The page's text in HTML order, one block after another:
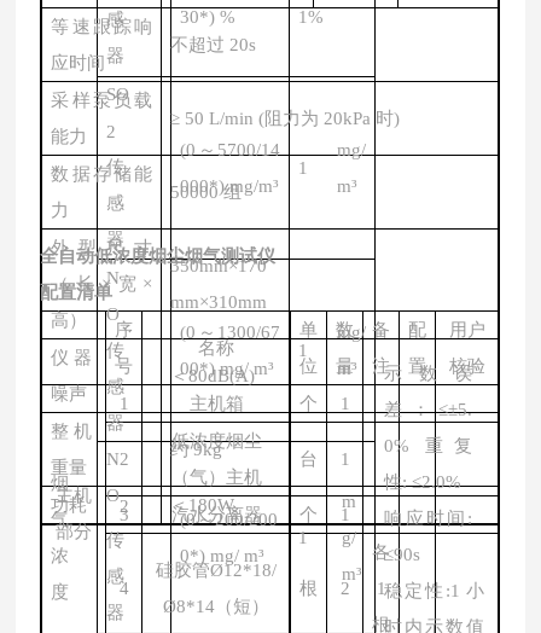
等速跟踪响
应时间
不超过 20s
采样泵负载
能力
≥ 50 L/min (阻力为 20kPa 时)
数据存储能
力
50000组
外型尺寸
（长×宽×
高）
350mm×170
mm×310mm
仪器
噪声
＜80dB(A)
整机
重量
约9kg
功耗 ＜180W
示数误
差：≤±5.
0%重复
性:≤2.0%
响应时间 :
≤90s
稳定性 :1小
时内示数值
烟
气
浓
度
感
器
30*) %
1%
SO
2
传
感
器
(0 ～ 5700/14
000*) mg/m³
1
mg/
m³
N
O
传
感
器
(0 ～ 1300/67
00*) mg/ m³
1
mg/
m³
N
O
2
传
感
器
(0～200/200
0*) mg/ m³
1
m
g/
m³
全自动低浓度烟尘烟气测试仪
配置清单
序
号
名称
单
位
数
量
备
注
配
置
用户
核验
主机
部分
1 主机箱 个 1
2
低浓度烟尘
（气）主机
台 1
3 汽水分离器 个 1
4
硅胶管Ø12*18/
Ø8*14 （短）
根 2
各
1
根